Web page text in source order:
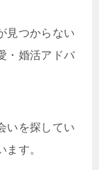
見つからない
・婚活アドバ
いを探してい
す。